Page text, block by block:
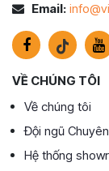
Email:
VỀ CHÚNG TÔI
Về chúng tôi
Đội ngũ
Hệ thống